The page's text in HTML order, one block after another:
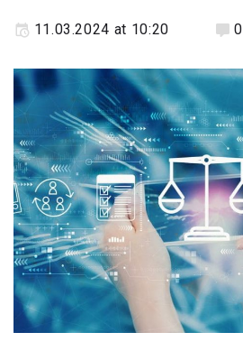
11.03.2024 at 10:20 0